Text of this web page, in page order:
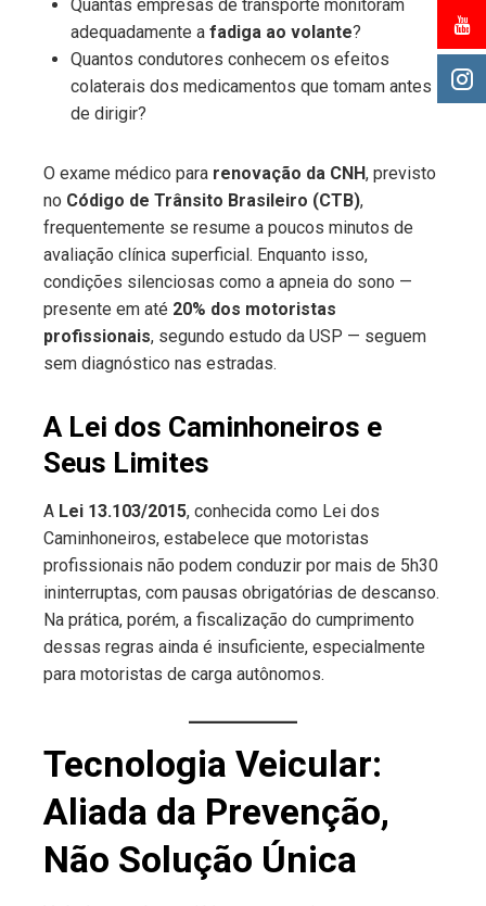
Quantas empresas de transporte monitoram
adequadamente a fadiga ao volante?
Quantos condutores conhecem os efeitos
colaterais dos medicamentos que tomam antes
de dirigir?
O exame médico para renovação da CNH, previsto
no Código de Trânsito Brasileiro (CTB),
frequentemente se resume a poucos minutos de
avaliação clínica superficial. Enquanto isso,
condições silenciosas como a apneia do sono —
presente em até 20% dos motoristas
profissionais, segundo estudo da USP — seguem
sem diagnóstico nas estradas.
A Lei dos Caminhoneiros e
Seus Limites
A Lei 13.103/2015, conhecida como Lei dos
Caminhoneiros, estabelece que motoristas
profissionais não podem conduzir por mais de 5h30
ininterruptas, com pausas obrigatórias de descanso.
Na prática, porém, a fiscalização do cumprimento
dessas regras ainda é insuficiente, especialmente
para motoristas de carga autônomos.
Tecnologia Veicular:
Aliada da Prevenção,
Não Solução Única